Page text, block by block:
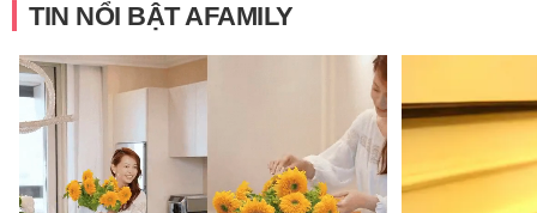
TIN NỔI BẬT AFAMILY